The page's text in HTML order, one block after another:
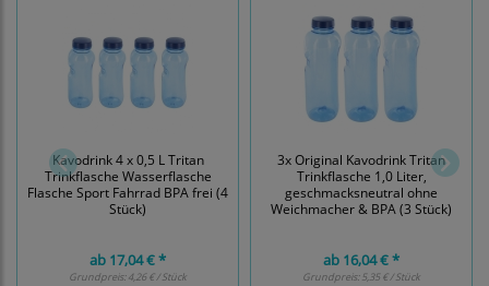
Kavodrink 4 x 0,5 L Tritan
Trinkflasche Wasserflasche
Flasche Sport Fahrrad BPA frei (4
Stück)
ab 17,04 € *
Grundpreis:4,26 € / Stück
3x Original Kavodrink Tritan
Trinkflasche 1,0 Liter,
geschmacksneutral ohne
Weichmacher & BPA (3 Stück)
ab 16,04 € *
Grundpreis:5,35 € / Stück